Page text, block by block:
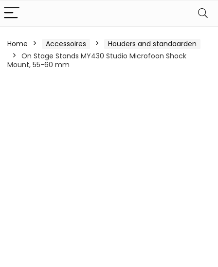
Home Accessoires
Houders and standaarden
On Stage Stands MY430 Studio Microfoon Shock
Mount, 55-60 mm